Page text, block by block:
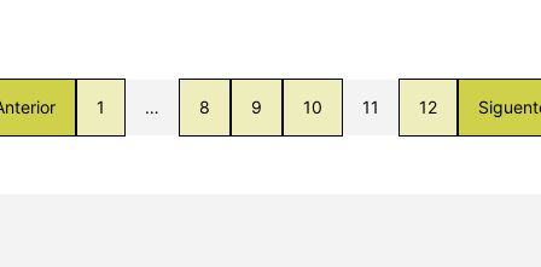
1 … 8 9 10 11 12